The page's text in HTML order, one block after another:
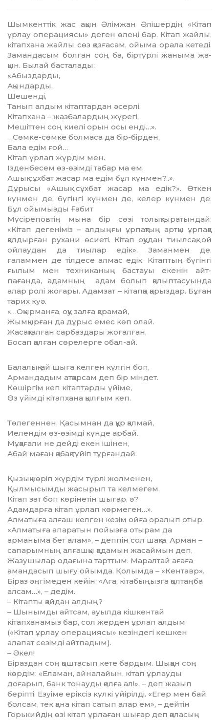
Шымкенттік жас ақын Әлімжан Әлі­шердің «Кітап
ұрлау операциясы» деген өлеңі бар. Кітап жайлы,
кітапхана жайлы сөз қозғасам, ойыма орала кетеді.
Замандасым болған соң ба, біртүрлі жаныма жа­
қын. Былай басталады:
«Абыздарды,
Ақындарды,
Шешенді,
Танып алдым кітаптардан әсерлі.
Кітапхана – жазбалардың жүрегі,
Мешіттен соң киелі орын осы енді…».
…Сөмке-сөмке болмаса да бір-бірден,
Бала едім ғой…
Кітап ұрлап жүрдім мен.
Ізденбесем өз-өзімді табар ма ем,
Ашық сұхбат жасар ма едім бұл күнмен?..».
Дұрысы «Ашық сұхбат жасар ма едік?». Өткен
күнмен де, бү­гінгі күнмен де, келер күн­мен де.
Бұл ойымызды Ғабит
Мү­сі­ре­­п­ов­тің мына бір сөзі толық­тыра­тын­дай:
«Кітап де­геніміз – алдыңғы ұрпақтың арт­­қы ұрпаққа
қалдырған рухани өсиеті. Кі­тап оқудан тиылсақ, ой
ойлаудан да тиы­лар едік». Заманмен де,
ғаламмен де тіл­десе алмас едік. Кітаптың бүгінгі
ғы­лым мен техниканың бастауы екенін айт­
пағанда, адамның адам болып қалып­тасуында
алар ролі жоғары. Адамзат – кі­тапқа қарыздар. Бұған
тарих куә.
«…Оқырманға, оқу залға қарамай,
Жымқырған да дұрыс емес көп олай.
Жасақталған сарбаздары жоғалған,
Босап қалған сөрелерге обал-ай.
Балалық-ай шыға келген күлгін боп,
Армандадым атқарсам деп бір міндет.
Көшіргім кеп кітаптарды үйіме,
Өз үйімді кітапхана қылғым кеп.
Төлегеннен, Қасымнан да құр қалмай,
Иелендім өз-өзімді күнде арбай.
Мұқағали не дейді екен ішінен,
Абай маған қабақ түйіп тұрғандай.
Қызық көріп жүрдім түрлі жолменен,
Қылмысымды жасырып та келмегем.
Кітап зат боп көрінетін шығар, ә?
Адамдарға кітап ұрлап көрмеген…».
Алматыға алғаш келген кезім ойға ора­­лып отыр.
«Алма­ты­ға апаратын по­йыз­ға отырам да
арманыма бет алам», – деп­пін сол шақта. Арман –
сапарымның ал­ғашқы қадамын жасаймын деп,
Жазу­шы­лар одағына тарттым. Маралтай ағаға
амандасып шығу ойымда. Қолымда – «Кентавр».
Біраз әңгімеден кейін: «Аға, кі­табыңызға қолтаңба
алсам…», – дедім.
– Кітапты қайдан алдың?
– Шынымды айтсам, ауылда кіш­кен­тай
кітапханамыз бар, сол жерден ұрлап ал­дым
(«Кітап ұрлау операциясы» кезін­­дегі кешкен
алапат сезімді айтпадым).
– Әкел!
Біраздан соң қоштасып кете бардым. Шық­қан соң
көрдім: «Еламан, айналайын, кітап ұрлауды
доғарып, банк тонауды қол­ға ал!», – деп жазып
беріпті. Езуіме ерік­сіз күлкі үйірілді. «Егер мен бай
болсам, тек қана кітап сатып алар ем», – дей­тін
Горькийдің өзі кітап ұрлаған шығар деп қаласың